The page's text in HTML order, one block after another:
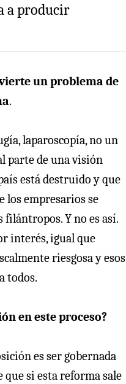
a producir
un problema de
.
laparoscopía, no un
parte de una visión
está destruido y que
los empresarios se
Y no es así.
interés, igual que
riesgosa y esos
todos.
en este proceso?
es ser gobernada
que si esta reforma sale